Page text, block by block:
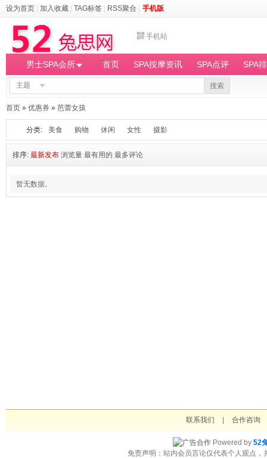
设为首页 加入收藏 TAG标签 RSS聚合 手机版
手机站
男士SPA会所 首页 SPA按摩资讯 SPA点评 SPA
主题 搜索
首页 » 优惠券 » 芭蕾女孩
分类: 美食 购物 休闲 女性 摄影
排序: 最新发布 浏览量 最有用的 最多评论
暂无数据。
联系我们 合作咨询
Powered by 52
免责声明：站内会员言论仅代表个人观点